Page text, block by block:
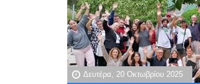
Δευτέρα, 20 Οκτωβρίου 2025